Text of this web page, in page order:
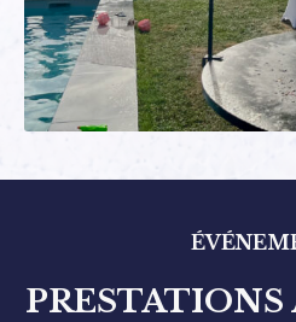
PRESTATIONS